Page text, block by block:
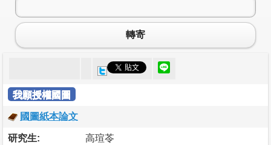
轉寄
我願授權國圖
國圖紙本論文
研究生: 高瑄苓